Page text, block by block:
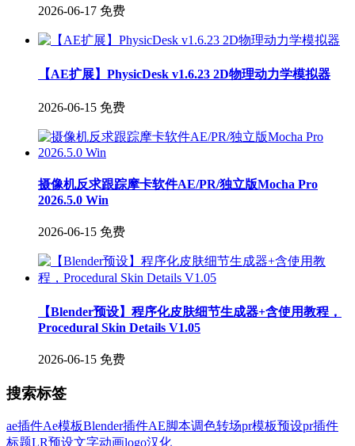
2026-06-17 免费
【AE扩展】PhysicDesk v1.6.23 2D物理动力学模拟器
2026-06-15 免费
摄像机反求跟踪摩卡软件AE/PR/独立版Mocha Pro
2026.5.0 Win
2026-06-15 免费
【Blender预设】程序化皮肤细节生成器+含使用教程，
Procedural Skin Details V1.05
2026-06-15 免费
搜索标签
ae插件Ae模板Blender插件AE脚本调色转场pr模板预设pr插件
标题LR预设文字动画logo汉化